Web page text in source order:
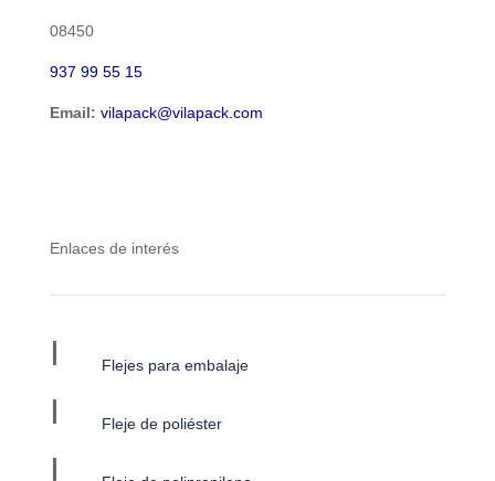
08450
937 99 55 15
Email: vilapack@vilapack.com
Enlaces de interés
I Flejes para embalaje
I Fleje de poliéster
I